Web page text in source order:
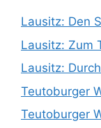
Lausitz: Den
Lausitz: Zum
Lausitz:
Teutoburger
Teutoburger